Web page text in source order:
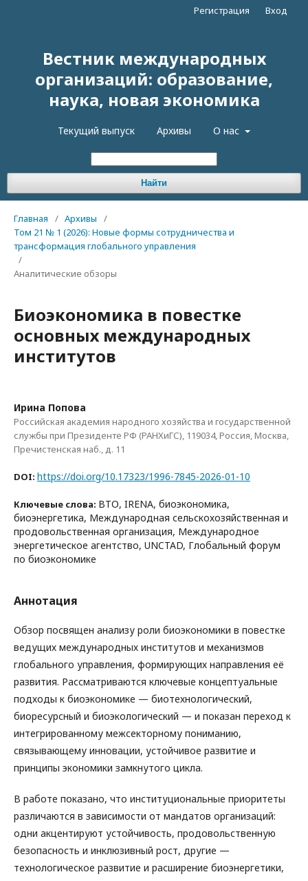
Вестник международных
организаций: образование,
наука, новая экономика
Текущий выпуск Архивы О нас
Найти
Регистрация Вход
Главная / Архивы
/
Том 21 № 1 (2026): Новые формы сотрудничества и
трансформация глобального управления
/
Аналитические обзоры
Биоэкономика в повестке
основных международных
институтов
Ирина Попова
Российская академия народного хозяйства и государственной
службы при Президенте РФ (РАНХиГС), 119034, Россия, Москва,
Пречистенская наб., д. 11
DOI: https://doi.org/10.17323/1996-7845-2026-01-10
Ключевые слова: ВТО, IRENA, биоэкономика,
биоэнергетика, Международная сельскохозяйственная и
продовольственная организация, Международное
энергетическое агентство, UNCTAD, Глобальный форум
по биоэкономике
Аннотация
Обзор посвящен анализу роли биоэкономики в повестке
ведущих международных институтов и механизмов
глобального управления, формирующих направления её
развития. Рассматриваются ключевые концептуальные
подходы к биоэкономике — биотехнологический,
биоресурсный и биоэкологический — и показан переход к
интегрированному межсекторному пониманию,
связывающему инновации, устойчивое развитие и
принципы экономики замкнутого цикла.
В работе показано, что институциональные приоритеты
различаются в зависимости от мандатов организаций:
одни акцентируют устойчивость, продовольственную
безопасность и инклюзивный рост, другие —
технологическое развитие и расширение биоэнергетики,